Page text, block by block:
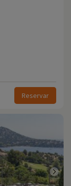
Reservar